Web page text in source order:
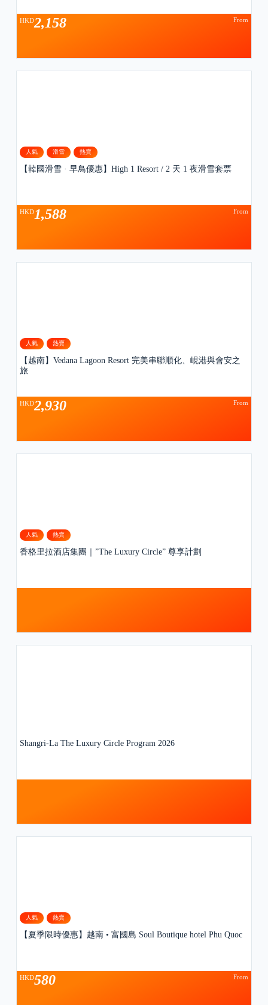
From
HKD2,158
人氣 滑雪 熱賣
【韓國滑雪 · 早鳥優惠】High 1 Resort / 2 天 1 夜滑雪套票
From
HKD1,588
人氣 熱賣
【越南】Vedana Lagoon Resort 完美串聯順化、峴港與會安之
旅
From
HKD2,930
人氣 熱賣
香格里拉酒店集團｜”The Luxury Circle” 尊享計劃
Shangri-La The Luxury Circle Program 2026
人氣 熱賣
【夏季限時優惠】越南 • 富國島 Soul Boutique hotel Phu Quoc
From
HKD580